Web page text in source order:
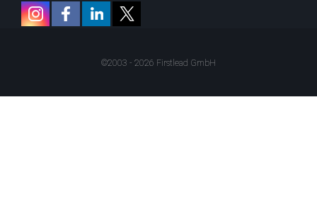
©2003 - 2026 Firstlead GmbH